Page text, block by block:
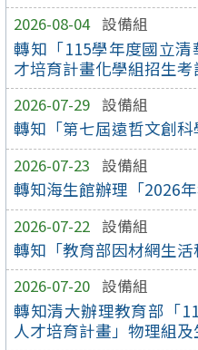
2026-08-04 設備組
轉知「115學年度國立
才培育計畫化學組招生考
2026-07-29 設備組
轉知「第七屆遠哲文創
2026-07-23 設備組
轉知海生館辦理「2026
2026-07-22 設備組
轉知「教育部因材網生
2026-07-20 設備組
轉知清大辦理教育部「
人才培育計畫」物理組